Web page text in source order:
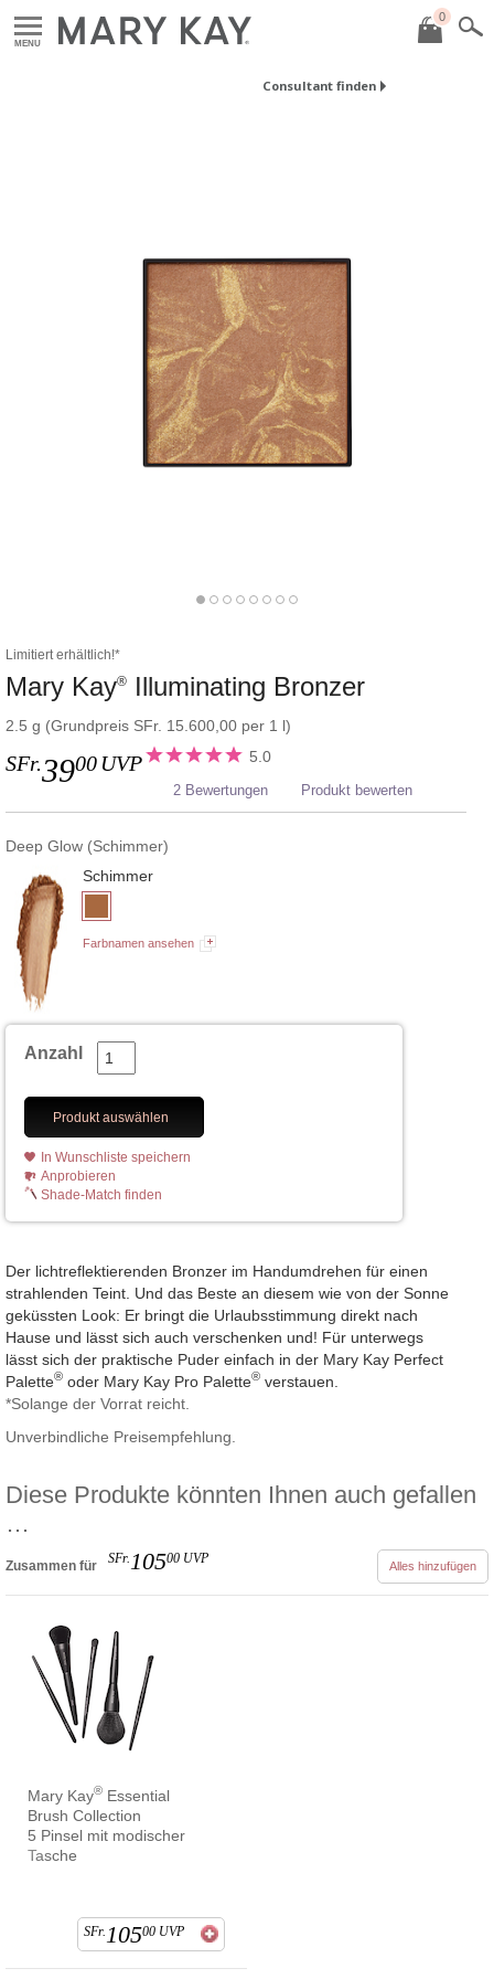
MENU
0
Consultant finden
Limitiert erhältlich!*
Mary Kay® Illuminating Bronzer
2.5 g (Grundpreis SFr. 15.600,00 per 1 l)
SFr.3900 UVP 5.0
2 Bewertungen Produkt bewerten
Deep Glow (Schimmer)
Schimmer
Farbnamen ansehen
Anzahl
Produkt auswählen
In Wunschliste speichern
Anprobieren
Shade-Match finden
Der lichtreflektierenden Bronzer im Handumdrehen für einen
strahlenden Teint. Und das Beste an diesem wie von der Sonne
geküssten Look: Er bringt die Urlaubsstimmung direkt nach
Hause und lässt sich auch verschenken und! Für unterwegs
lässt sich der praktische Puder einfach in der Mary Kay Perfect
Palette® oder Mary Kay Pro Palette® verstauen.
*Solange der Vorrat reicht.
Unverbindliche Preisempfehlung.
Diese Produkte könnten Ihnen auch gefallen
…
Zusammen für SFr. 10500 UVP Alles hinzufügen
Mary Kay® Essential
Brush Collection
5 Pinsel mit modischer
Tasche
SFr. 10500 UVP